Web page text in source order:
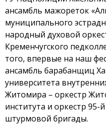
ансамбль мажореток
муниципального
народный духовой
Кременчугского
того, впервые на наш
ансамбль барабанщиц
университета
Житомира – оркестр
института и оркестр 95-
штурмовой бригады.